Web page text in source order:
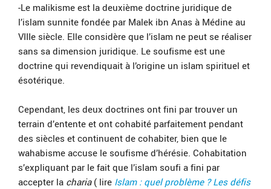
-Le malikisme est la deuxième doctrine juridique de
l’islam sunnite fondée par Malek ibn Anas à Médine au
VIIIe siècle. Elle considère que l’islam ne peut se réaliser
sans sa dimension juridique. Le soufisme est une
doctrine qui revendiquait à l’origine un islam spirituel et
ésotérique.
Cependant, les deux doctrines ont fini par trouver un
terrain d’entente et ont cohabité parfaitement pendant
des siècles et continuent de cohabiter, bien que le
wahabisme accuse le soufisme d’hérésie. Cohabitation
s’expliquant par le fait que l’islam soufi a fini par
accepter la charia( lire Islam : quel problème ? Les défis